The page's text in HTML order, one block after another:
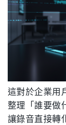
這對於企業用
整理「誰要做
讓錄音直接轉